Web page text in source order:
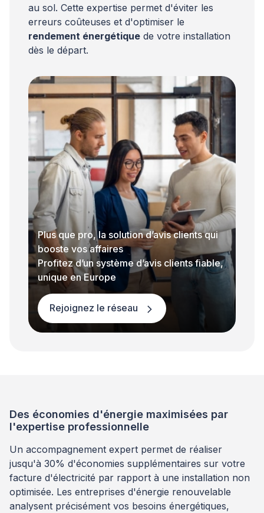
au sol. Cette expertise permet d'éviter les
erreurs coûteuses et d'optimiser le
rendement énergétique de votre installation
dès le départ.
Plus que pro, la solution d’avis clients qui
booste vos affaires
Profitez d’un système d’avis clients fiable,
unique en Europe
Rejoignez le réseau
Des économies d'énergie maximisées par
l'expertise professionnelle
Un accompagnement expert permet de réaliser
jusqu'à 30% d'économies supplémentaires sur votre
facture d'électricité par rapport à une installation non
optimisée. Les entreprises d'énergie renouvelable
analysent précisément vos besoins énergétiques,